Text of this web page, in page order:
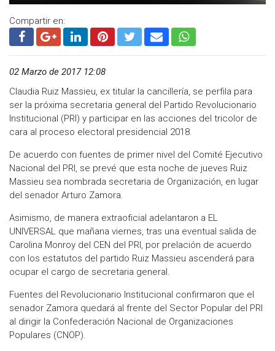
Compartir en:
02 Marzo de 2017 12:08
Claudia Ruiz Massieu, ex titular la cancillería, se perfila para
ser la próxima secretaria general del Partido Revolucionario
Institucional (PRI) y participar en las acciones del tricolor de
cara al proceso electoral presidencial 2018.
De acuerdo con fuentes de primer nivel del Comité Ejecutivo
Nacional del PRI, se prevé que esta noche de jueves Ruiz
Massieu sea nombrada secretaria de Organización, en lugar
del senador Arturo Zamora.
Asimismo, de manera extraoficial adelantaron a EL
UNIVERSAL que mañana viernes, tras una eventual salida de
Carolina Monroy del CEN del PRI, por prelación de acuerdo
con los estatutos del partido Ruiz Massieu ascenderá para
ocupar el cargo de secretaria general.
Fuentes del Revolucionario Institucional confirmaron que el
senador Zamora quedará al frente del Sector Popular del PRI
al dirigir la Confederación Nacional de Organizaciones
Populares (CNOP).